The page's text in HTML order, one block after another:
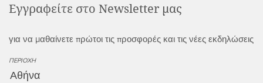
Εγγραφείτε στο Newsletter μας
για να μαθαίνετε πρώτοι τις προσφορές και τις νέες εκδηλώσεις
ΠΕΡΙΟΧΉ